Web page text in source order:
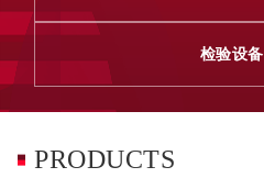
检验设备
PRODUCTS